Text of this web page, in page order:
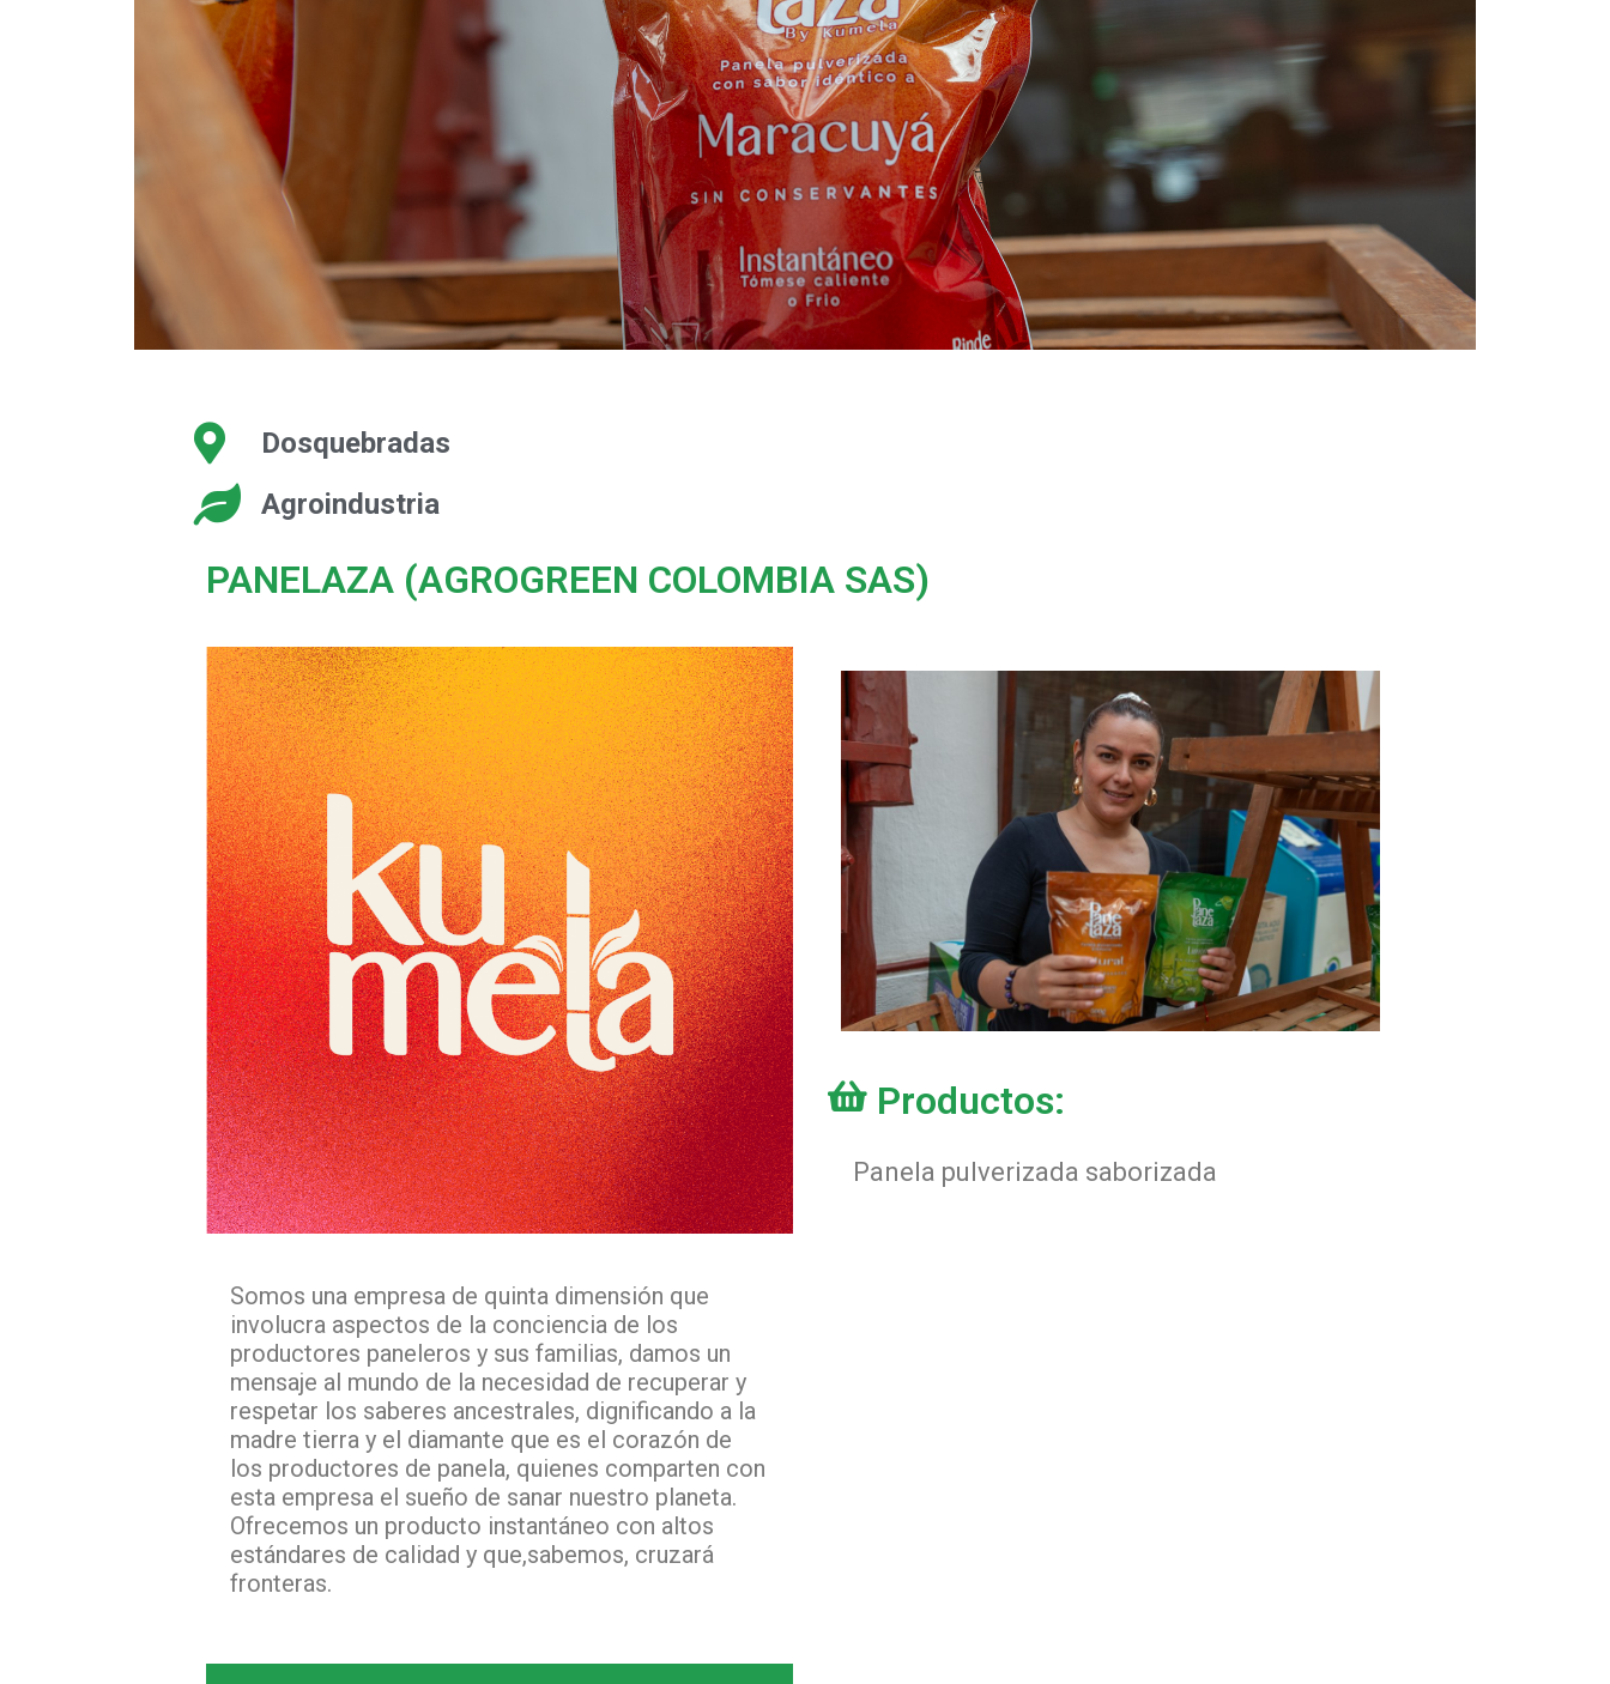
Dosquebradas
Agroindustria
PANELAZA (AGROGREEN COLOMBIA SAS)
Somos una empresa de quinta dimensión que
involucra aspectos de la conciencia de los
productores paneleros y sus familias, damos un
mensaje al mundo de la necesidad de recuperar y
respetar los saberes ancestrales, dignificando a la
madre tierra y el diamante que es el corazón de
los productores de panela, quienes comparten con
esta empresa el sueño de sanar nuestro planeta.
Ofrecemos un producto instantáneo con altos
estándares de calidad y que,sabemos, cruzará
fronteras.
Productos:
Panela pulverizada saborizada